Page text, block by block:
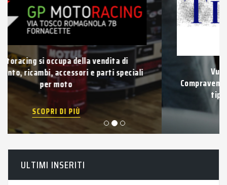
Vuoi vendere la tua auto usata?
Compravendita di auto e veicoli usati di qualsiasi
tipo con pagamento immediato.
SCOPRI DI PIÙ
ULTIMI INSERITI